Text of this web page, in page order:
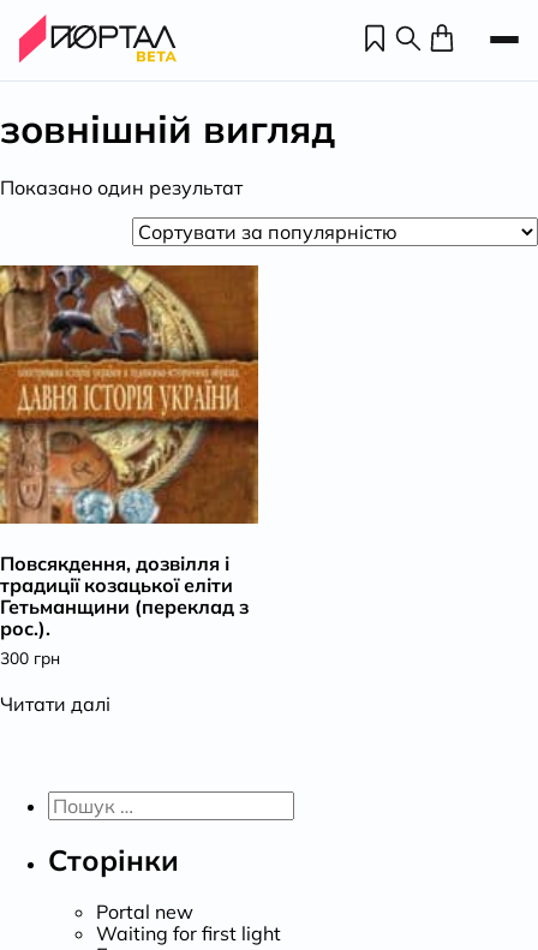
зовнішній вигляд
Показано один результат
Повсякдення, дозвілля і
традиції козацької еліти
Гетьманщини (переклад з
рос.).
300 грн
Читати далі
Пошук:
Сторінки
Portal new
Waiting for first light